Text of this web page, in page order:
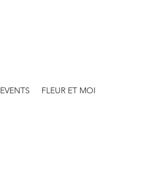
EVENTS FLEUR ET MOI